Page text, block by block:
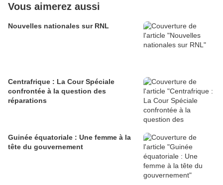
Vous aimerez aussi
Nouvelles nationales sur RNL
Centrafrique : La Cour Spéciale
confrontée à la question des
réparations
Guinée équatoriale : Une femme à la
tête du gouvernement